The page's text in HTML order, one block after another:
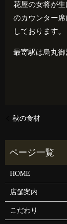
花屋の女将が
のカウンター
しております。
最寄駅は烏丸御
秋の食材
HOME
店舗案内
こだわり